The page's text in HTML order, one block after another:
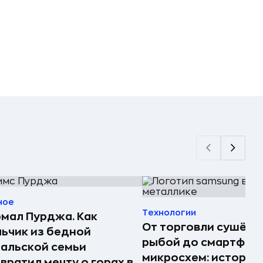
Пурджа. Как
из бедной
семьи
Технологии
От торговли
рыбой до
микросхем: история